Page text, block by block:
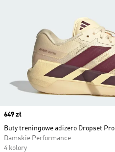
Price
649 zł
Buty treningowe adizero Dropset Pro
Damskie Performance
4 kolory